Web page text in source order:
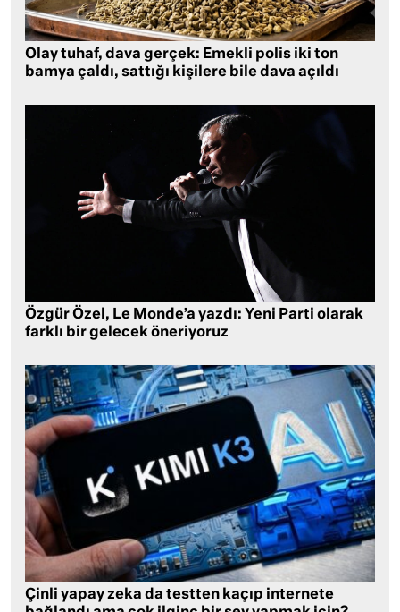
Olay tuhaf, dava gerçek: Emekli polis iki ton
bamya çaldı, sattığı kişilere bile dava açıldı
Özgür Özel, Le Monde’a yazdı: Yeni Parti olarak
farklı bir gelecek öneriyoruz
Çinli yapay zeka da testten kaçıp internete